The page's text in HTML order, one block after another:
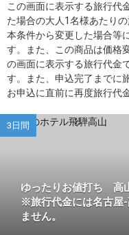
この画面に表示する旅行代
た場合の大人1名様あたり
本条件から変更した場合等
す。また、この商品は価格
の画面に表示する旅行代金
す。また、申込完了までに
お申込に直前に再度旅行代
3日間
ゆったりお値打ち
※旅行代金には名古屋-
ません。